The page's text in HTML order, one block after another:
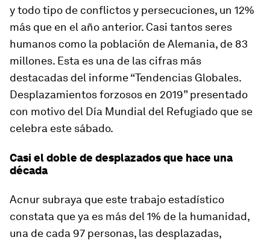
y todo tipo de conflictos y persecuciones, un 12%
más que en el año anterior. Casi tantos seres
humanos como la población de Alemania, de 83
millones. Esta es una de las cifras más
destacadas del informe “Tendencias Globales.
Desplazamientos forzosos en 2019” presentado
con motivo del Día Mundial del Refugiado que se
celebra este sábado.
Casi el doble de desplazados que hace una
década
Acnur subraya que este trabajo estadístico
constata que ya es más del 1% de la humanidad,
una de cada 97 personas, las desplazadas,